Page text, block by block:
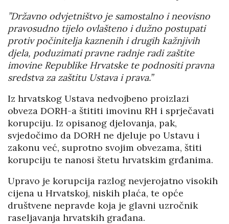
”Državno odvjetništvo je samostalno i neovisno
pravosudno tijelo ovlašteno i dužno postupati
protiv počinitelja kaznenih i drugih kažnjivih
djela, poduzimati pravne radnje radi zaštite
imovine Republike Hrvatske te podnositi pravna
sredstva za zaštitu Ustava i prava.”
Iz hrvatskog Ustava nedvojbeno proizlazi
obveza DORH-a štititi imovinu RH i sprječavati
korupciju. Iz opisanog djelovanja, pak,
svjedočimo da DORH ne djeluje po Ustavu i
zakonu već, suprotno svojim obvezama, štiti
korupciju te nanosi štetu hrvatskim grđanima.
Upravo je korupcija razlog nevjerojatno visokih
cijena u Hrvatskoj, niskih plaća, te opće
društvene nepravde koja je glavni uzročnik
raseljavanja hrvatskih građana.